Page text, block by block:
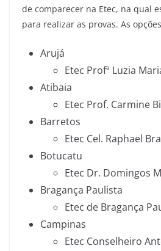
de comparecer na Etec, na qual
para realizar as provas. As
Arujá
Etec Profª Luzia
Atibaia
Etec Prof. Carmine
Barretos
Etec Cel. Raphael
Botucatu
Etec Dr. Domingos
Bragança Paulista
Etec de Bragança
Campinas
Etec Conselheiro